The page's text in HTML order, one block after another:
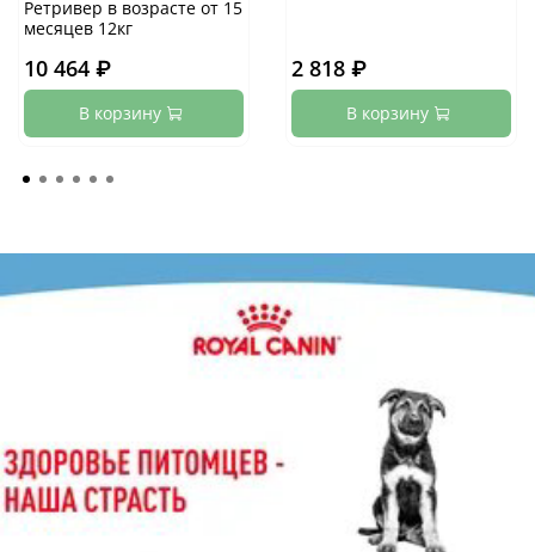
Ретривер в возрасте от 15
месяцев 12кг
10 464 ₽
В корзину
2 818 ₽
В корзину